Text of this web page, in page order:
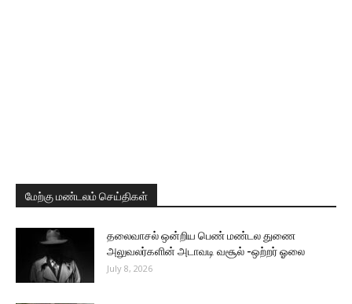
மேற்கு மண்டலம் செய்திகள்
தலைவாசல் ஒன்றிய பெண் மண்டல துணை
அலுவலர்களின் அடாவடி வசூல் -ஒற்றர் ஓலை
July 8, 2026